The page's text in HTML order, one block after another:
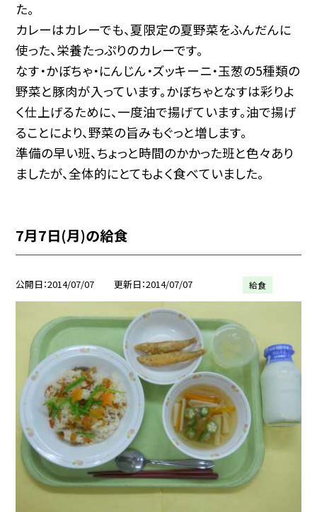
た。
カレーはカレーでも、夏限定の夏野菜をふんだんに
使った、栄養たっぷりのカレーです。
なす・かぼちゃ・にんじん・ズッキーニ・玉葱の5種類の
野菜と豚肉が入っています。かぼちゃとなすは彩りよ
く仕上げるために、一度油で揚げています。油で揚げ
ることにより、野菜の旨みもぐっと増します。
準備の早い班、ちょっと時間のかかった班と色々あり
ましたが、全体的にとてもよく食べていました。
7月7日(月)の給食
公開日 2014/07/07 更新日 2014/07/07 給食